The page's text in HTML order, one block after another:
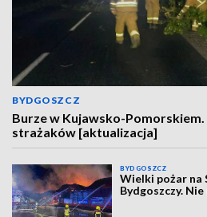
BYDGOSZCZ
Burze w Kujawsko-
strażaków [aktualizacja]
BYDGOSZCZ
Wielki pożar na
Bydgoszczy.